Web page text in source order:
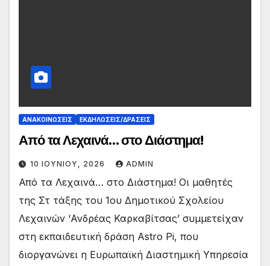
ΑΝΑΚΟΙΝΏΣΕΙΣ ΕΚΔΗΛΏΣΕΙΣ/ΔΡΆΣΕΙΣ
Από τα Λεχαινά… στο Διάστημα!
10 ΙΟΥΝΊΟΥ, 2026 ADMIN
Από τα Λεχαινά… στο Διάστημα! Οι μαθητές
της Στ τάξης του 1ου Δημοτικού Σχολείου
Λεχαινών ‘Ανδρέας Καρκαβίτσας’ συμμετείχαν
στη εκπαιδευτική δράση Astro Pi, που
διοργανώνει η Ευρωπαϊκή Διαστημική Υπηρεσία